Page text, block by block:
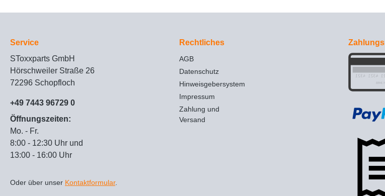
Service
SToxxparts GmbH
Hörschweiler Straße 26
72296 Schopfloch
+49 7443 96729 0
Öffnungszeiten:
Mo. - Fr.
8:00 - 12:30 Uhr und
13:00 - 16:00 Uhr
Oder über unser Kontaktformular.
Rechtliches
AGB
Datenschutz
Hinweisgebersystem
Impressum
Zahlung und
Versand